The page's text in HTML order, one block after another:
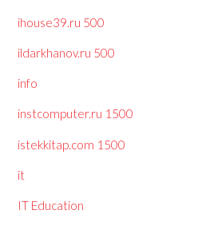
ihouse39.ru 500
ildarkhanov.ru 500
info
instcomputer.ru 1500
istekkitap.com 1500
it
IT Education